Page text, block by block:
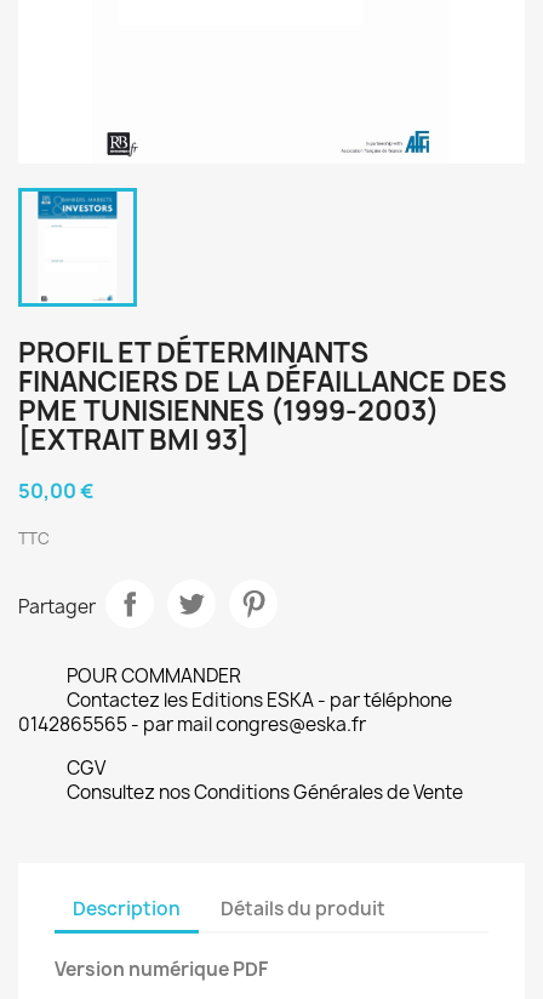
PROFIL ET DÉTERMINANTS
FINANCIERS DE LA DÉFAILLANCE DES
PME TUNISIENNES (1999-2003)
[EXTRAIT BMI 93]
50,00 €
TTC
Partager
POUR COMMANDER
Contactez les Editions ESKA - par téléphone
0142865565 - par mail congres@eska.fr
CGV
Consultez nos Conditions Générales de Vente
Description Détails du produit
Version numérique PDF